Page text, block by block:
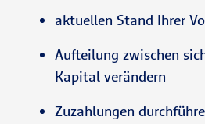
aktuellen Stand Ihrer
Aufteilung zwischen
Kapital verändern
Zuzahlungen